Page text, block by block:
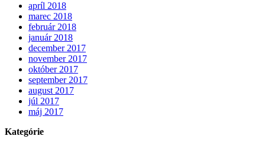
apríl 2018
marec 2018
február 2018
január 2018
december 2017
november 2017
október 2017
september 2017
august 2017
júl 2017
máj 2017
Kategórie